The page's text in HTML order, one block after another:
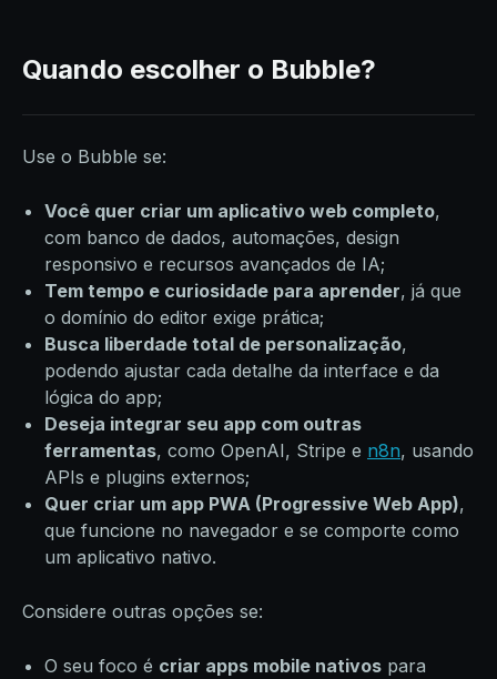
Quando escolher o Bubble?
Use o Bubble se:
Você quer criar um aplicativo web completo,
com banco de dados, automações, design
responsivo e recursos avançados de IA;
Tem tempo e curiosidade para aprender, já que
o domínio do editor exige prática;
Busca liberdade total de personalização,
podendo ajustar cada detalhe da interface e da
lógica do app;
Deseja integrar seu app com outras
ferramentas, como OpenAI, Stripe e n8n, usando
APIs e plugins externos;
Quer criar um app PWA (Progressive Web App),
que funcione no navegador e se comporte como
um aplicativo nativo.
Considere outras opções se:
O seu foco é criar apps mobile nativos para